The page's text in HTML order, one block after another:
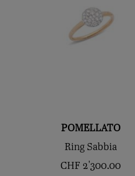
POMELLATO
Ring Sabbia
CHF 2'300.00